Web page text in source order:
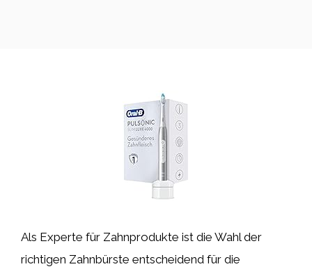
Als Experte für Zahnprodukte ist die Wahl der
richtigen Zahnbürste entscheidend für die